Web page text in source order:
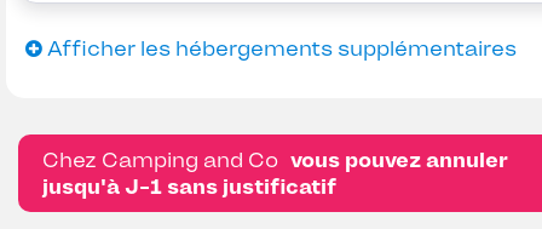
Afficher les hébergements supplémentaires
Chez Camping and Co vous pouvez annuler
jusqu'à J-1 sans justificatif